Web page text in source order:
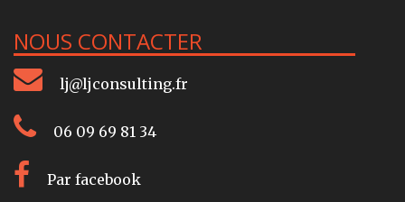
NOUS CONTACTER
lj@ljconsulting.fr
06 09 69 81 34
Par facebook